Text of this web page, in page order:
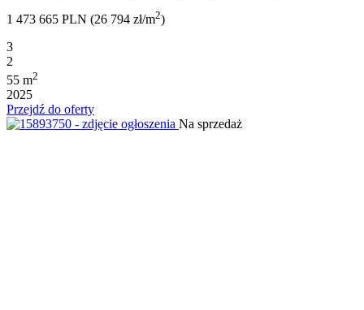
1 473 665 PLN (26 794 zł/m2)
3
2
55 m2
2025
Przejdź do oferty
Na sprzedaż